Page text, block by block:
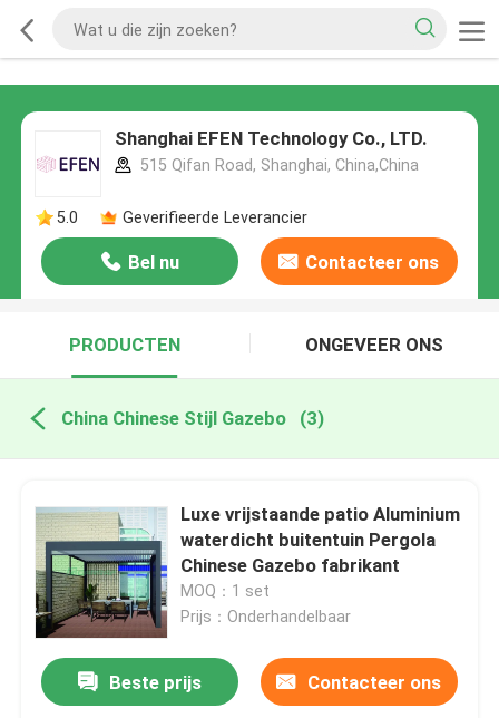
Shanghai EFEN Technology Co., LTD.
515 Qifan Road, Shanghai, China,China
5.0 Geverifieerde Leverancier
Bel nu Contacteer ons
PRODUCTEN ONGEVEER ONS
China Chinese Stijl Gazebo (3)
Luxe vrijstaande patio Aluminium
waterdicht buitentuin Pergola
Chinese Gazebo fabrikant
MOQ：1 set
Prijs：Onderhandelbaar
Beste prijs Contacteer ons